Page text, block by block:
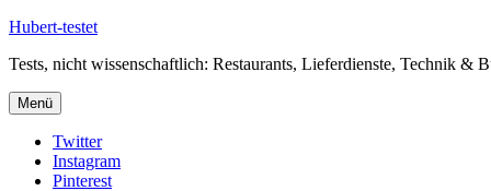
Hubert-testet
Tests, nicht wissenschaftlich: Restaurants, Lieferdienste, Technik &
Menü
Twitter
Instagram
Pinterest